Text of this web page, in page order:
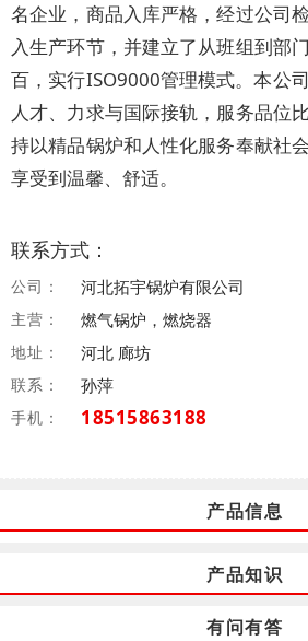
名企业，商品入库严格，经过公司
入生产环节，并建立了从班组到部
百，实行ISO9000管理模式。本公
人才、力求与国际接轨，服务品位
持以精品锅炉和人性化服务奉献社
享受到温馨、舒适。
联系方式：
公司： 河北拓宇锅炉有限公司
主营： 燃气锅炉，燃烧器
地址： 河北 廊坊
联系： 孙萍
手机： 18515863188
产品信息
产品知识
有问有答